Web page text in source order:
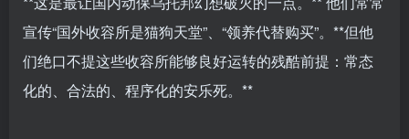
宣传“国外收容所是猫狗天堂”、“领养代替购买”。**但他
们绝口不提这些收容所能够良好运转的残酷前提：常态
化的、合法的、程序化的安乐死。**